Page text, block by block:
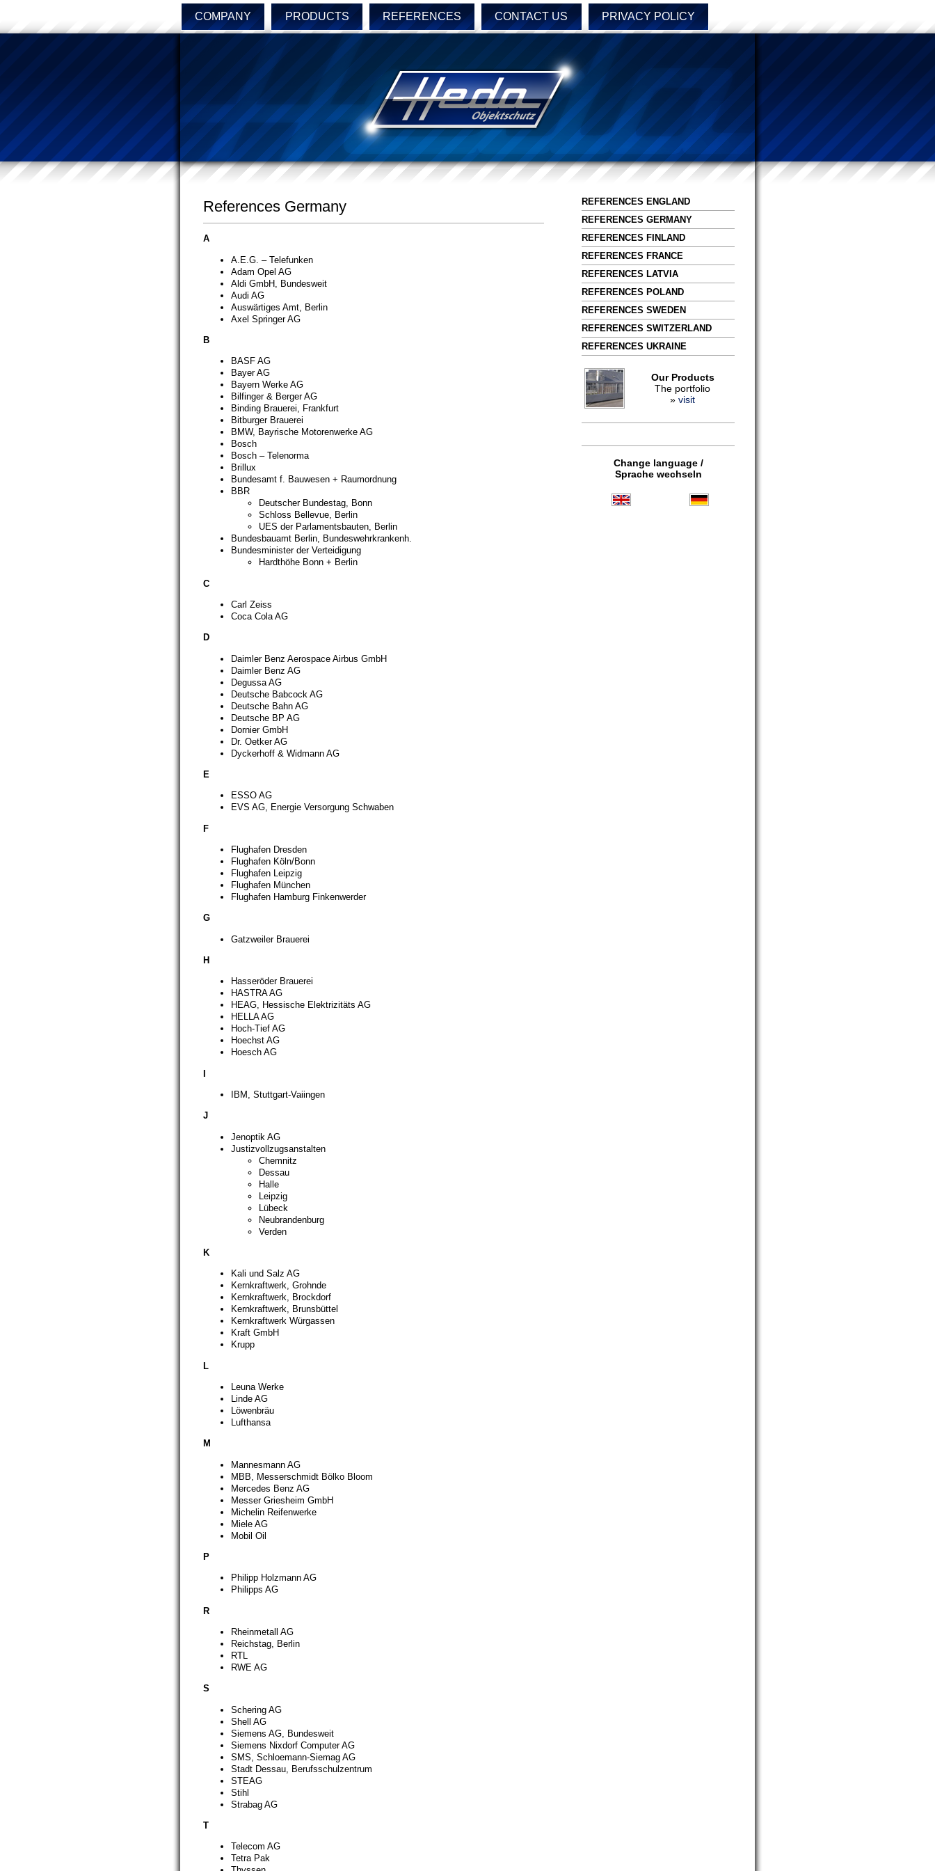
COMPANY PRODUCTS REFERENCES CONTACT US PRIVACY POLICY
References Germany
A
A.E.G. – Telefunken
Adam Opel AG
Aldi GmbH, Bundesweit
Audi AG
Auswärtiges Amt, Berlin
Axel Springer AG
B
BASF AG
Bayer AG
Bayern Werke AG
Bilfinger & Berger AG
Binding Brauerei, Frankfurt
Bitburger Brauerei
BMW, Bayrische Motorenwerke AG
Bosch
Bosch – Telenorma
Brillux
Bundesamt f. Bauwesen + Raumordnung
BBR
Deutscher Bundestag, Bonn
Schloss Bellevue, Berlin
UES der Parlamentsbauten, Berlin
Bundesbauamt Berlin, Bundeswehrkrankenh.
Bundesminister der Verteidigung
Hardthöhe Bonn + Berlin
C
Carl Zeiss
Coca Cola AG
D
Daimler Benz Aerospace Airbus GmbH
Daimler Benz AG
Degussa AG
Deutsche Babcock AG
Deutsche Bahn AG
Deutsche BP AG
Dornier GmbH
Dr. Oetker AG
Dyckerhoff & Widmann AG
E
ESSO AG
EVS AG, Energie Versorgung Schwaben
F
Flughafen Dresden
Flughafen Köln/Bonn
Flughafen Leipzig
Flughafen München
Flughafen Hamburg Finkenwerder
G
Gatzweiler Brauerei
H
Hasseröder Brauerei
HASTRA AG
HEAG, Hessische Elektrizitäts AG
HELLA AG
Hoch-Tief AG
Hoechst AG
Hoesch AG
I
IBM, Stuttgart-Vaiingen
J
Jenoptik AG
Justizvollzugsanstalten
Chemnitz
Dessau
Halle
Leipzig
Lübeck
Neubrandenburg
Verden
K
Kali und Salz AG
Kernkraftwerk, Grohnde
Kernkraftwerk, Brockdorf
Kernkraftwerk, Brunsbüttel
Kernkraftwerk Würgassen
Kraft GmbH
Krupp
L
Leuna Werke
Linde AG
Löwenbräu
Lufthansa
M
Mannesmann AG
MBB, Messerschmidt Bölko Bloom
Mercedes Benz AG
Messer Griesheim GmbH
Michelin Reifenwerke
Miele AG
Mobil Oil
P
Philipp Holzmann AG
Philipps AG
R
Rheinmetall AG
Reichstag, Berlin
RTL
RWE AG
S
Schering AG
Shell AG
Siemens AG, Bundesweit
Siemens Nixdorf Computer AG
SMS, Schloemann-Siemag AG
Stadt Dessau, Berufsschulzentrum
STEAG
Stihl
Strabag AG
T
Telecom AG
Tetra Pak
REFERENCES ENGLAND
REFERENCES GERMANY
REFERENCES FINLAND
REFERENCES FRANCE
REFERENCES LATVIA
REFERENCES POLAND
REFERENCES SWEDEN
REFERENCES SWITZERLAND
REFERENCES UKRAINE
Our Products
The portfolio
» visit
Change language /
Sprache wechseln